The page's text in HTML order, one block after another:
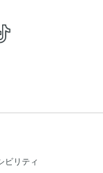
ビリティ